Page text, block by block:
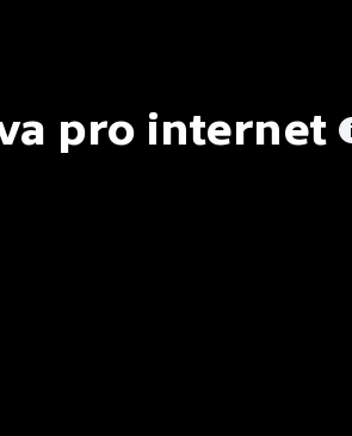
pro internet